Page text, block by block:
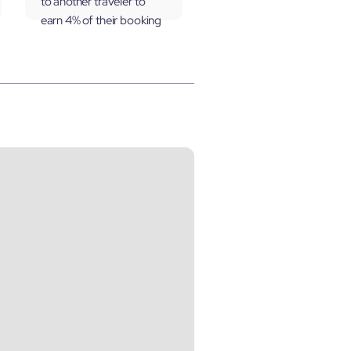
earn 4% of their booking